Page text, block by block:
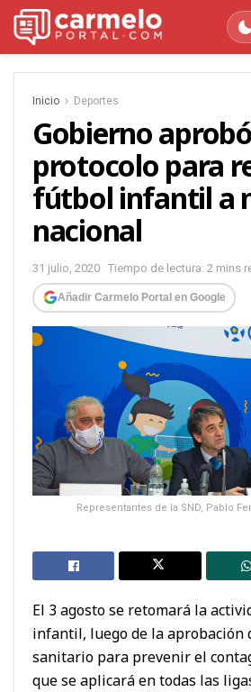
Inicio Deportes
Gobierno aprobó
protocolo para
fútbol infantil a
nacional
31 julio, 2020 Tiempo de lectura: 2 mins
Añadir Carmelo Portal en Google
Representantes de la SND, Pablo
El 3 agosto se retomará la
infantil, luego de la aprobación
sanitario para prevenir el
que se aplicará en todas las